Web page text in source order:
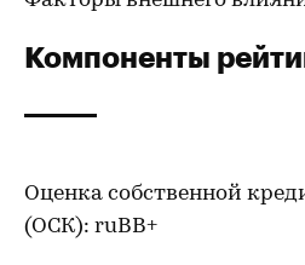
Компоненты
Оценка собственной
(ОСК): ruBВ+